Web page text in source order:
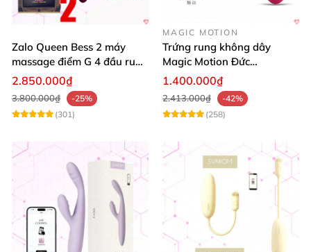
Zalo Queen Bess 2 máy
massage điểm G 4 đầu rung
toả nhiệt cao cấp
2.850.000₫
3.800.000₫
-25%
(301)
MAGIC MOTION
Trứng rung không dây
Magic Motion Đức
Bluetooth cao cấp kích thích
1.400.000₫
2.413.000₫
-42%
(258)